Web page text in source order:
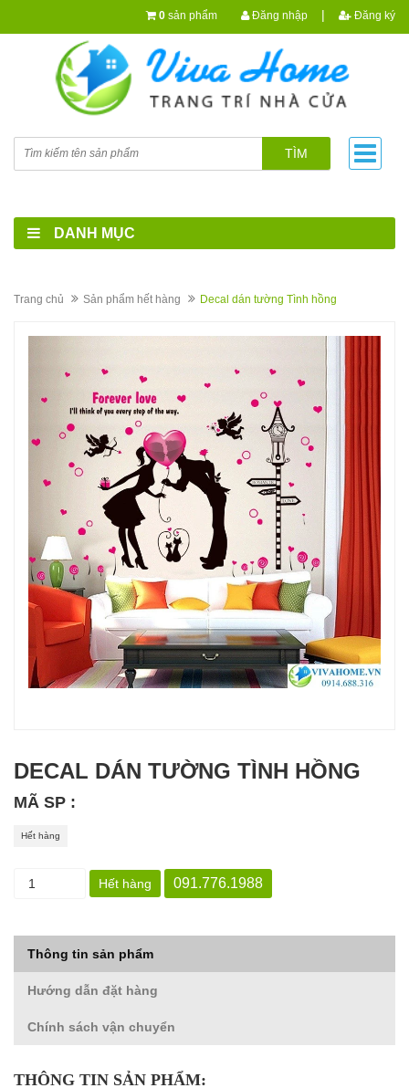
0 sản phẩm Đăng nhập | Đăng ký
TÌM
DANH MỤC
Trang chủ Sản phẩm hết hàng Decal dán tường Tình hồng
DECAL DÁN TƯỜNG TÌNH HỒNG
MÃ SP :
Hết hàng
Hết hàng 091.776.1988
Thông tin sản phẩm
Hướng dẫn đặt hàng
Chính sách vận chuyển
THÔNG TIN SẢN PHẨM: